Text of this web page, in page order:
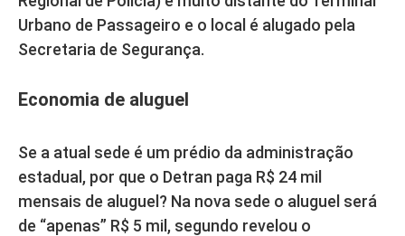
Urbano de Passageiro e o local é alugado pela
Secretaria de Segurança.
Economia de aluguel
Se a atual sede é um prédio da administração
estadual, por que o Detran paga R$ 24 mil
mensais de aluguel? Na nova sede o aluguel será
de “apenas” R$ 5 mil, segundo revelou o